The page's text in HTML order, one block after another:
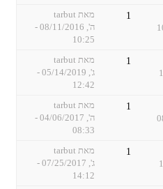
1 מאת tarbut
ה', 08/11/2016 -
10:25
1 מאת tarbut
ג', 05/14/2019 -
12:42
1 מאת tarbut
ה', 04/06/2017 -
08:33
1 מאת tarbut
ג', 07/25/2017 -
14:12